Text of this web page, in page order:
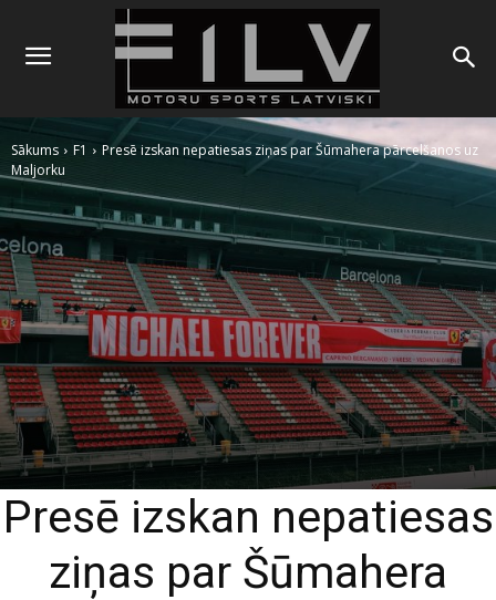
Sākums F1
Presē izskan nepatiesas ziņas par Šūmahera pārcelšanos uz
Maljorku
Presē izskan nepatiesas
ziņas par Šūmahera